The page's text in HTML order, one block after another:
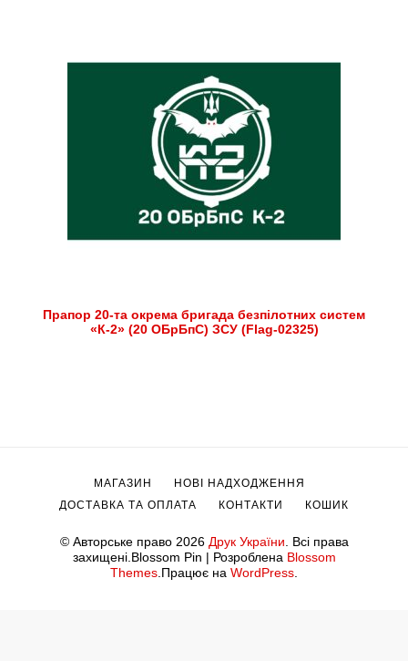
Прапор 20-та окрема бригада безпілотних систем
«К-2» (20 ОБрБпС) ЗСУ (Flag-02325)
© Авторське право 2026 Друк України . Всі права
захищені. Blossom Pin | Розроблена Blossom
Themes .Працює на WordPress
МАГАЗИН
НОВІ НАДХОДЖЕННЯ
ДОСТАВКА ТА ОПЛАТА
КОНТАКТИ КОШИК